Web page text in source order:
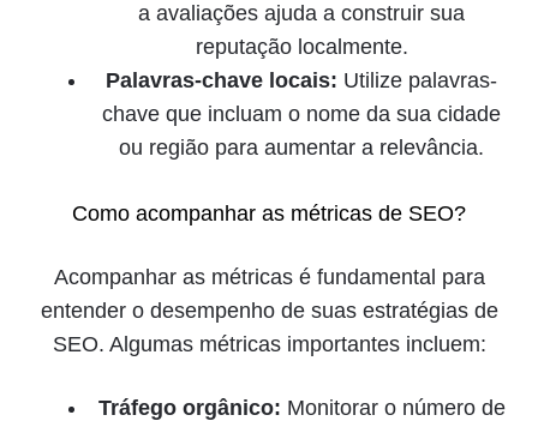
a avaliações ajuda a construir sua
reputação localmente.
Palavras-chave locais: Utilize palavras-
chave que incluam o nome da sua cidade
ou região para aumentar a relevância.
Como acompanhar as métricas de SEO?
Acompanhar as métricas é fundamental para
entender o desempenho de suas estratégias de
SEO. Algumas métricas importantes incluem:
Tráfego orgânico: Monitorar o número de